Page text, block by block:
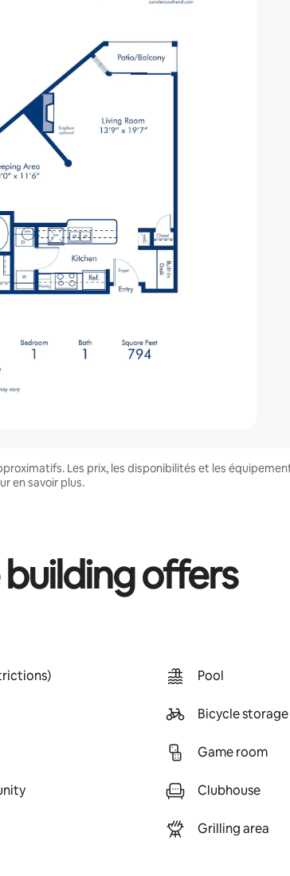
Les prix, les disponibilités et les
en savoir plus.
offers
Pool
Bicycle storage
Game room
Clubhouse
Grilling area